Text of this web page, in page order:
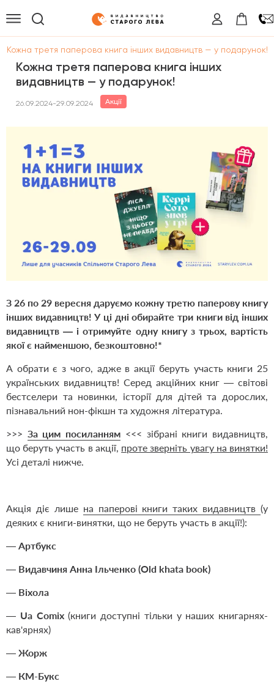
Кожна третя паперова книга інших видавництв — у подарунок!
Кожна третя паперова книга інших
видавництв — у подарунок!
26.09.2024-29.09.2024 Акції
З 26 по 29 вересня даруємо кожну третю паперову книгу
інших видавництв! У ці дні обирайте три книги від інших
видавництв — і отримуйте одну книгу з трьох, вартість
якої є найменшою, безкоштовно!*
А обрати є з чого, адже в акції беруть участь книги 25
українських видавництв! Серед акційних книг — світові
бестселери та новинки, історії для дітей та дорослих,
пізнавальний нон-фікшн та художня література.
>>> За цим посиланням <<< зібрані книги видавництв,
що беруть участь в акції, проте зверніть увагу на винятки!
Усі деталі нижче.
Акція діє лише на паперові книги таких видавництв (у
деяких є книги-винятки, що не беруть участь в акції!):
— Артбукс
— Видавчиня Анна Ільченко (Old khata book)
— Віхола
— Ua Comix(книги доступні тільки у наших книгарнях-
кав'ярнях)
— Жорж
— КМ-Букс